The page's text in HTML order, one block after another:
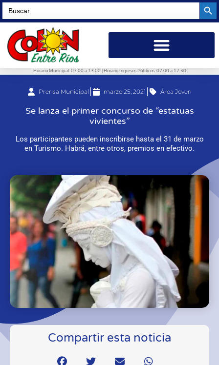
Search
for:
Horario Municipal: 07:00 a 13:00 | Horario Ingresos Públicos: 07:00 a 17:30
Prensa Municipal marzo 25, 2021 Área Joven
Se lanza el primer concurso de “estatuas
vivientes”
Los participantes pueden inscribirse hasta el 31 de marzo
en Turismo. Habrá, entre otros, premios en efectivo.
Compartir esta noticia